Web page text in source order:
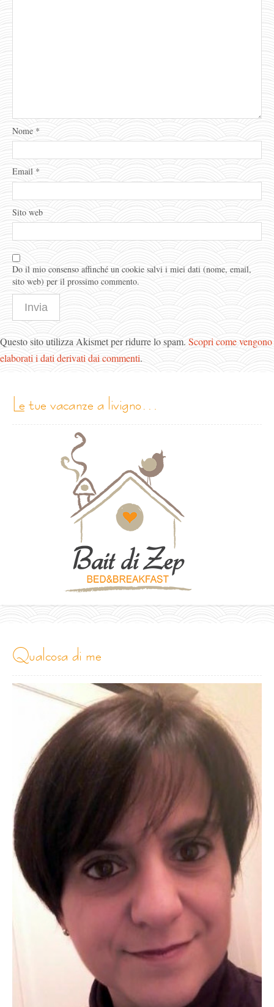
Nome *
Email *
Sito web
Do il mio consenso affinché un cookie salvi i miei dati (nome, email,
sito web) per il prossimo commento.
Questo sito utilizza Akismet per ridurre lo spam. Scopri come vengono
elaborati i dati derivati dai commenti.
le tue vacanze a livigno…
qualcosa di me